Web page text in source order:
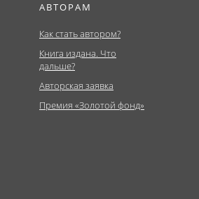
АВТОРАМ
Как стать автором?
Книга издана. Что
дальше?
Авторская заявка
Премия «Золотой фонд»